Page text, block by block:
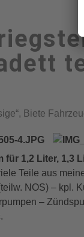
, Biete
1,2 Liter, 1,3
Teile aus
NOS) – kpl.
–